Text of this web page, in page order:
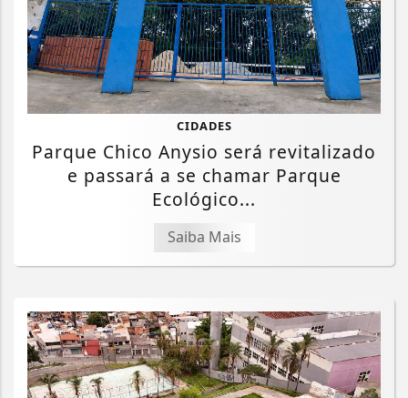
CIDADES
Parque Chico Anysio será revitalizado
e passará a se chamar Parque
Ecológico...
Saiba Mais